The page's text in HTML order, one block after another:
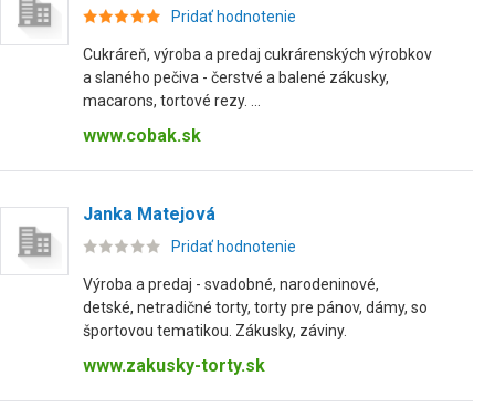
Pridať hodnotenie
Cukráreň, výroba a predaj cukrárenských výrobkov
a slaného pečiva - čerstvé a balené zákusky,
macarons, tortové rezy. ...
www.cobak.sk
Janka Matejová
Pridať hodnotenie
Výroba a predaj - svadobné, narodeninové,
detské, netradičné torty, torty pre pánov, dámy, so
športovou tematikou. Zákusky, záviny.
www.zakusky-torty.sk